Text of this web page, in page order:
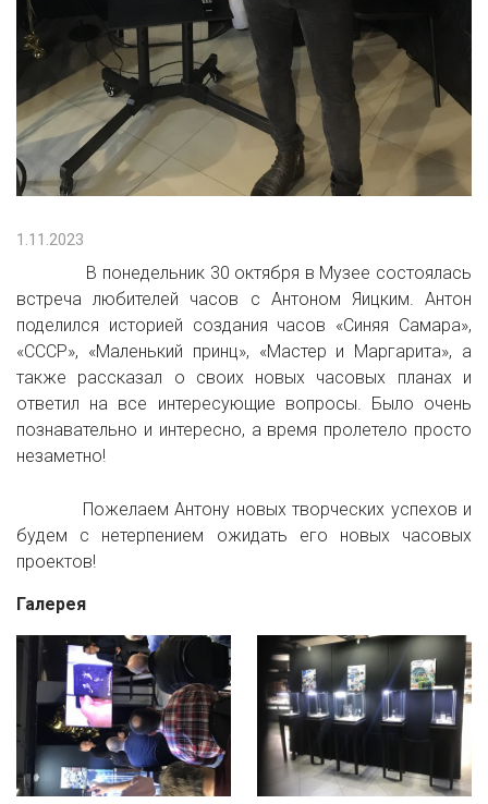
1.11.2023
В понедельник 30 октября в Музее состоялась
встреча любителей часов с Антоном Яицким. Антон
поделился историей создания часов «Синяя Самара»,
«СССР», «Маленький принц», «Мастер и Маргарита», а
также рассказал о своих новых часовых планах и
ответил на все интересующие вопросы. Было очень
познавательно и интересно, а время пролетело просто
незаметно!
Пожелаем Антону новых творческих успехов и
будем с нетерпением ожидать его новых часовых
проектов!
Галерея